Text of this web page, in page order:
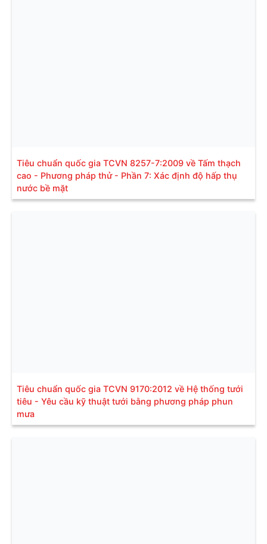
Tiêu chuẩn quốc gia TCVN 8257-7:2009 về Tấm thạch
cao - Phương pháp thử - Phần 7: Xác định độ hấp thụ
nước bề mặt
Tiêu chuẩn quốc gia TCVN 9170:2012 về Hệ thống tưới
tiêu - Yêu cầu kỹ thuật tưới bằng phương pháp phun
mưa